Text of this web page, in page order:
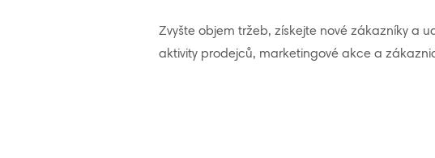
Zvyšte objem tržeb, získejte nové zákazníky a
aktivity prodejců, marketingové akce a